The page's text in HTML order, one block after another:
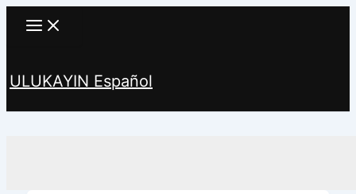
ULUKAYIN Español